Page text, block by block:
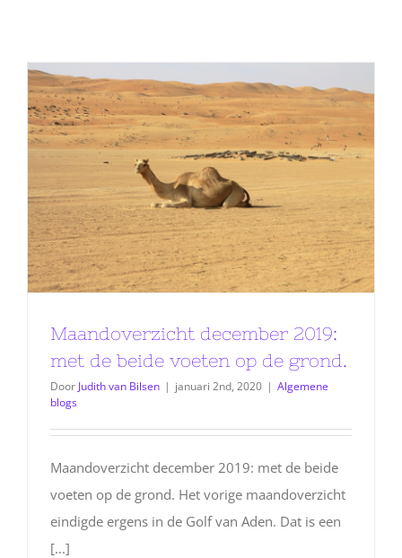
Maandoverzicht december 2019:
met de beide voeten op de grond.
Door Judith van Bilsen | januari 2nd, 2020 | Algemene
blogs
Maandoverzicht december 2019: met de beide
voeten op de grond. Het vorige maandoverzicht
eindigde ergens in de Golf van Aden. Dat is een
[...]